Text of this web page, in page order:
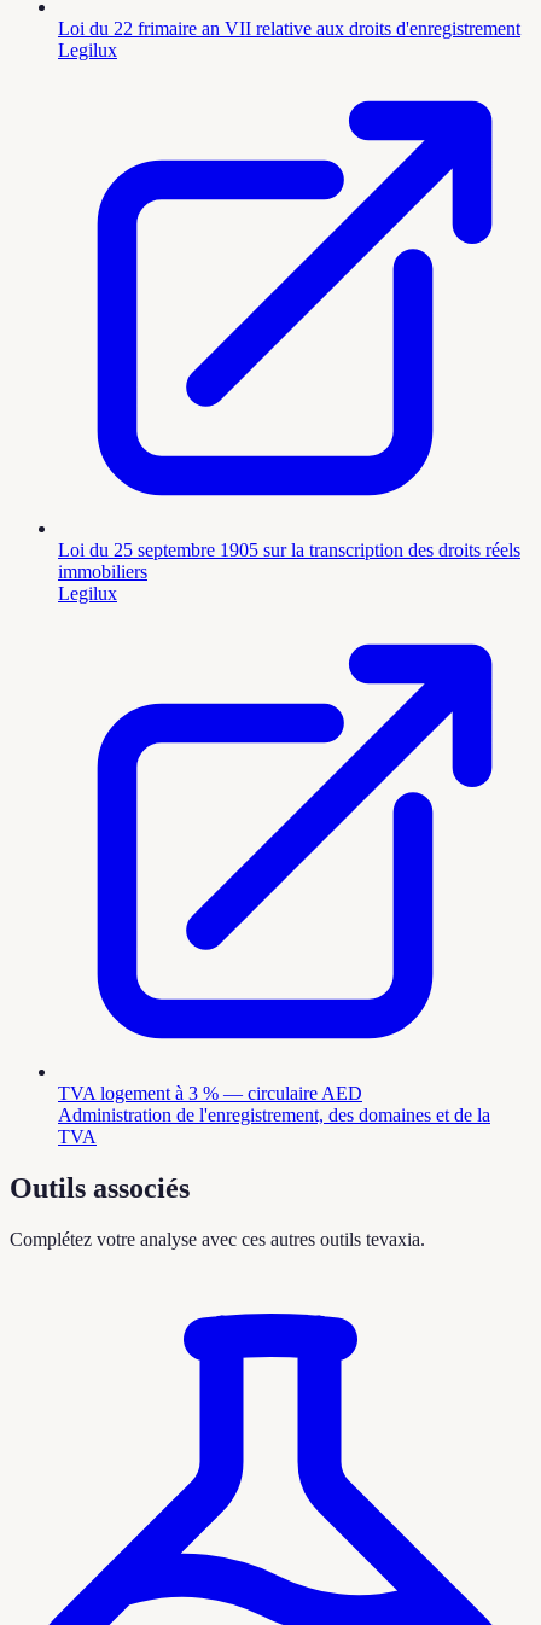
Loi du 22 frimaire an VII relative aux droits d'enregistrement
Legilux
Loi du 25 septembre 1905 sur la transcription des droits réels
immobiliers
Legilux
TVA logement à 3 % — circulaire AED
Administration de l'enregistrement, des domaines et de la
TVA
Outils associés
Complétez votre analyse avec ces autres outils tevaxia.